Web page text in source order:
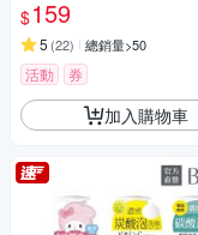
$159
5 (22) 總銷量>50
活動 券
加入購物車